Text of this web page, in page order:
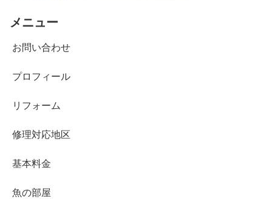
メニュー
お問い合わせ
プロフィール
リフォーム
修理対応地区
基本料金
魚の部屋